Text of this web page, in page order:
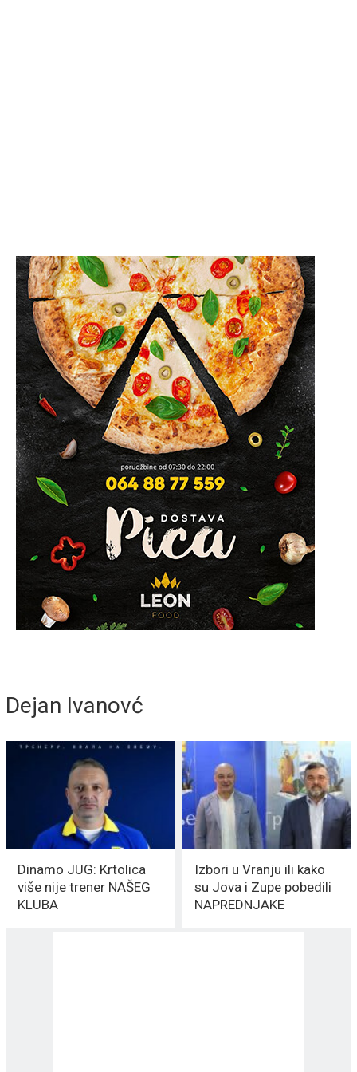
Dejan Ivanovć
Dinamo JUG: Krtolica
više nije trener NAŠEG
KLUBA
Izbori u Vranju ili kako
su Jova i Zupe pobedili
NAPREDNJAKE